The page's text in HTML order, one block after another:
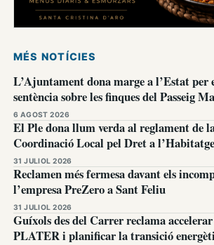
MÉS NOTÍCIES
L’Ajuntament dona marge a l’Estat per
sentència sobre les finques del Passeig
6 AGOST 2026
El Ple dona llum verda al reglament de
Coordinació Local pel Dret a
31 JULIOL 2026
Reclamen més fermesa davant els
l’empresa PreZero a Sant Feliu
31 JULIOL 2026
Guíxols des del Carrer reclama
PLATER i planificar la transició